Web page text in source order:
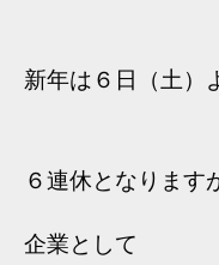
新年は６日（土）
６連休となります
企業として